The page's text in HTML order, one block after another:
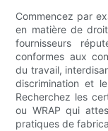
Commencez par
en matière de
fournisseurs
conformes aux
du travail,
discrimination et
Recherchez les
ou WRAP qui
pratiques de